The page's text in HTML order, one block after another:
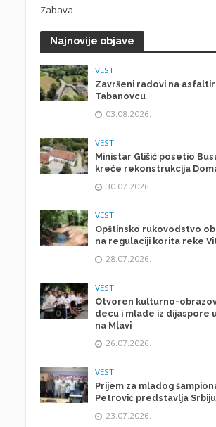
Zabava
Najnovije objave
VESTI
Završeni radovi na
Tabanovcu
03.08.2026.
VESTI
Ministar Glišić posetio
kreće rekonstrukcija
30.07.2026.
VESTI
Opštinsko rukovodstvo
na regulaciji korita reke
28.07.2026.
VESTI
Otvoren kulturno-
decu i mlade iz dijaspore
na Mlavi
26.07.2026.
VESTI
Prijem za mladog
Petrović predstavlja
23.07.2026.